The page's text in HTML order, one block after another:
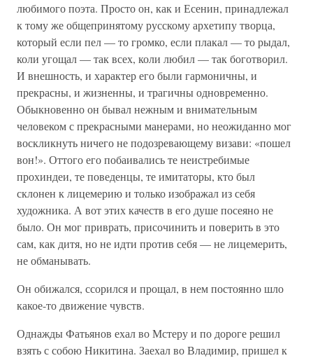
любимого поэта. Просто он, как и Есенин, принадлежал
к тому же общепринятому русскому архетипу творца,
который если пел — то громко, если плакал — то рыдал,
коли угощал — так всех, коли любил — так боготворил.
И внешность, и характер его были гармоничны, и
прекрасны, и жизненны, и трагичны одновременно.
Обыкновенно он бывал нежным и внимательным
человеком с прекрасными манерами, но неожиданно мог
воскликнуть ничего не подозревающему визави: «пошел
вон!». Оттого его побаивались те неистребимые
прохиндеи, те поведенцы, те имитаторы, кто был
склонен к лицемерию и только изображал из себя
художника. А вот этих качеств в его душе посеяно не
было. Он мог приврать, присочинить и поверить в это
сам, как дитя, но не идти против себя — не лицемерить,
не обманывать.
Он обижался, ссорился и прощал, в нем постоянно шло
какое-то движение чувств.
Однажды Фатьянов ехал во Мстеру и по дороге решил
взять с собою Никитина. Заехал во Владимир, пришел к